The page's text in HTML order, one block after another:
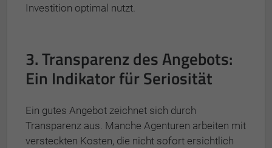
Investition optimal nutzt.
3. Transparenz des Angebots:
Ein Indikator für Seriosität
Ein gutes Angebot zeichnet sich durch
Transparenz aus. Manche Agenturen arbeiten mit
versteckten Kosten, die nicht sofort ersichtlich